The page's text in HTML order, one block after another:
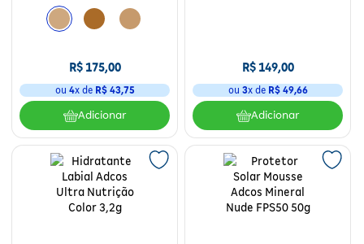
R$175,00
ou 4x de R$ 43,75
Adicionar
R$149,00
ou 3x de R$ 49,66
Adicionar